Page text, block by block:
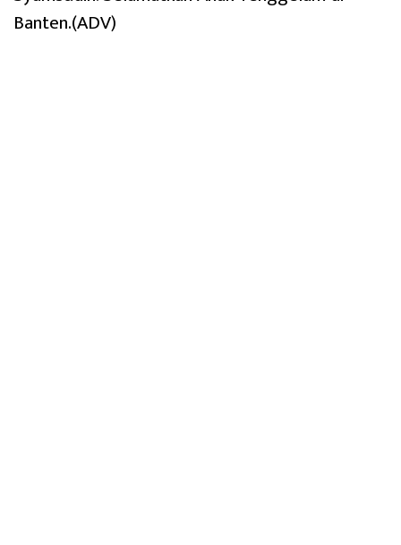
Banten.(ADV)